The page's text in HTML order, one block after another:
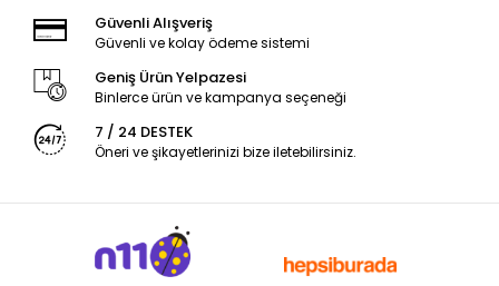
Güvenli Alışveriş
Güvenli ve kolay ödeme sistemi
Geniş Ürün Yelpazesi
Binlerce ürün ve kampanya seçeneği
7 / 24 DESTEK
Öneri ve şikayetlerinizi bize iletebilirsiniz.